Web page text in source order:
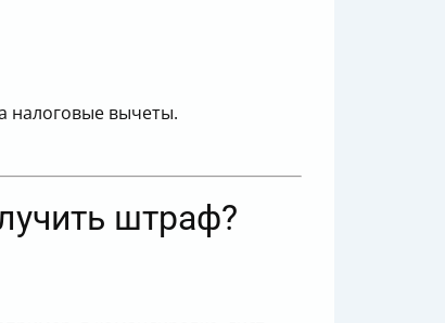
налоговые вычеты.
штраф?